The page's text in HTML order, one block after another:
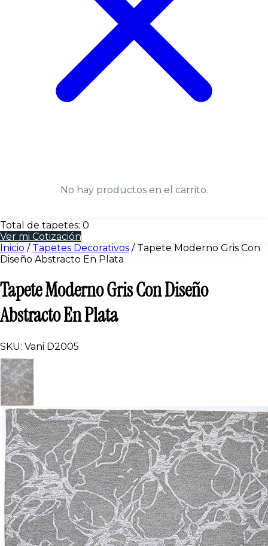
No hay productos en el carrito.
Total de tapetes: 0
Ver mi Cotización
Inicio / Tapetes Decorativos / Tapete Moderno Gris Con
Diseño Abstracto En Plata
Tapete Moderno Gris Con Diseño
Abstracto En Plata
SKU: Vani D2005